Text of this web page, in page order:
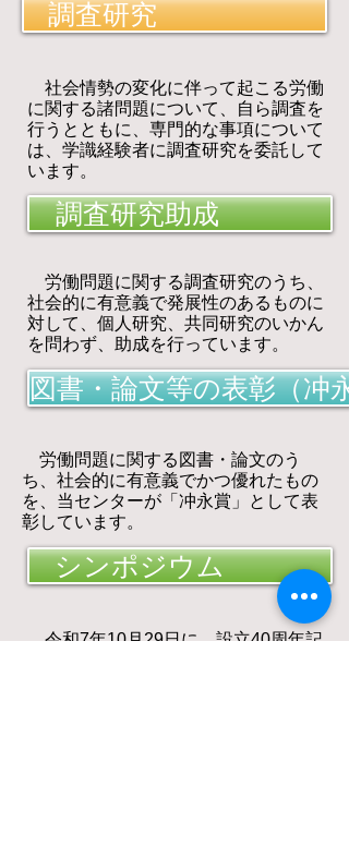
調査研究
社会情勢の変化に伴って起こる労働
に関する諸問題について、自ら調査を
行うとともに、専門的な事項について
は、学識経験者に調査研究を委託して
います。
調査研究助成
労働問題に関する調査研究のうち、
社会的に有意義で発展性のあるものに
対して、個人研究、共同研究のいかん
を問わず、助成を行っています。
図書・論文等の表彰（冲
労働問題に関する図書・論文のう
ち、社会的に有意義でかつ優れたもの
を、当センターが「冲永賞」として表
彰しています。
シンポジウム
令和7年10月29日に、設立40周年記